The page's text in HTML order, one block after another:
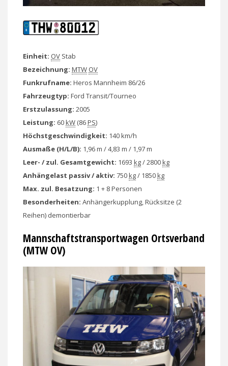
Einheit: OV Stab
Bezeichnung: MTW OV
Funkrufname: Heros Mannheim 86/26
Fahrzeugtyp: Ford Transit/Tourneo
Erstzulassung: 2005
Leistung: 60kW (86PS)
Höchstgeschwindigkeit: 140 km/h
Ausmaße (H/L/B): 1,96 m / 4,83 m / 1,97 m
Leer- / zul. Gesamtgewicht: 1693 kg/ 2800kg
Anhängelast passiv / aktiv: 750kg/ 1850kg
Max. zul. Besatzung: 1 + 8 Personen
Besonderheiten: Anhängerkupplung, Rücksitze (2
Reihen) demontierbar
Mannschaftstransportwagen Ortsverband
(MTW OV)